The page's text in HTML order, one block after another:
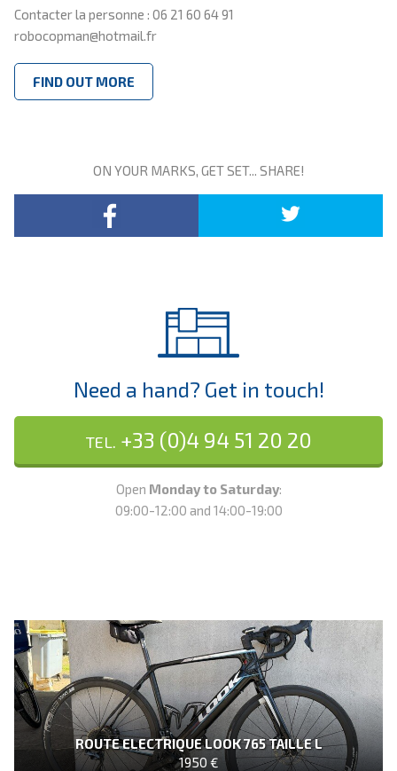
Contacter la personne : 06 21 60 64 91
robocopman@hotmail.fr
FIND OUT MORE
ON YOUR MARKS, GET SET... SHARE!
Need a hand? Get in touch!
TEL. +33 (0)4 94 51 20 20
Open Monday to Saturday:
09:00-12:00 and 14:00-19:00
ROUTE ELECTRIQUE LOOK 765 TAILLE L
1950 €